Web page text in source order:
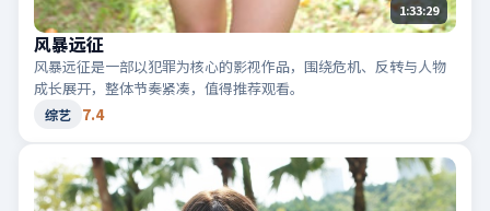
1:33:29
风暴远征
风暴远征是一部以犯罪为核心的影视作品，围绕危机、反转与人物
成长展开，整体节奏紧凑，值得推荐观看。
综艺 7.4